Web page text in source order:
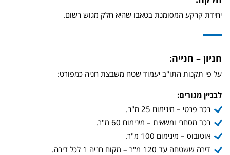
יחידת קרקע המסומנת בטאבו שהיא חלק מגוש רשום.
חניון – חנייה:
על פי תקנות התו"ב יעמוד שטח משבצת חניה כמפורט:
לבניין מגורים:
רכב פרטי – מינימום 25 מ"ר.
רכב מסחרי ומשאית – מינימום 60 מ"ר.
אוטובוס – מינימום 100 מ"ר.
דירה ששטחה עד 120 מ"ר – מקום חניה 1 לכל דירה.